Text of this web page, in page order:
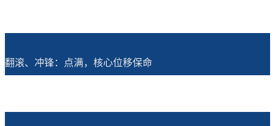
翻滚、冲锋：点满，核心位移保命